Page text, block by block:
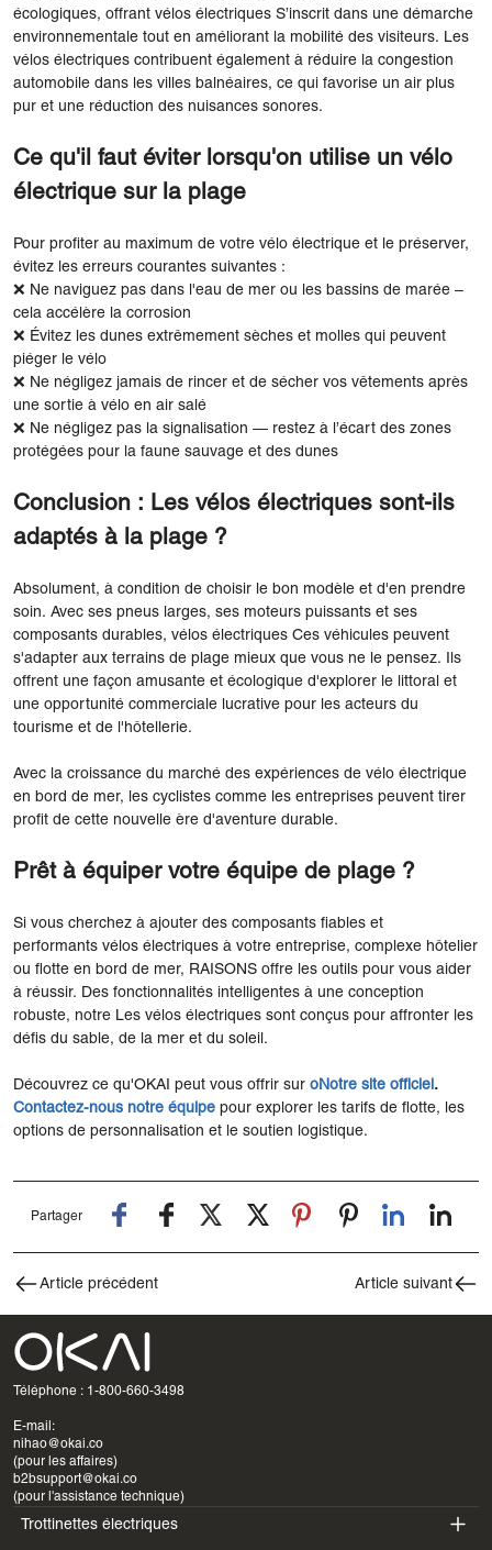
écologiques, offrant vélos électriques S’inscrit dans une démarche
environnementale tout en améliorant la mobilité des visiteurs. Les
vélos électriques contribuent également à réduire la congestion
automobile dans les villes balnéaires, ce qui favorise un air plus
pur et une réduction des nuisances sonores.
Ce qu'il faut éviter lorsqu'on utilise un vélo
électrique sur la plage
Pour profiter au maximum de votre vélo électrique et le préserver,
évitez les erreurs courantes suivantes :
❌ Ne naviguez pas dans l'eau de mer ou les bassins de marée –
cela accélère la corrosion
❌ Évitez les dunes extrêmement sèches et molles qui peuvent
piéger le vélo
❌ Ne négligez jamais de rincer et de sécher vos vêtements après
une sortie à vélo en air salé
❌ Ne négligez pas la signalisation — restez à l’écart des zones
protégées pour la faune sauvage et des dunes
Conclusion : Les vélos électriques sont-ils
adaptés à la plage ?
Absolument, à condition de choisir le bon modèle et d'en prendre
soin. Avec ses pneus larges, ses moteurs puissants et ses
composants durables, vélos électriques Ces véhicules peuvent
s'adapter aux terrains de plage mieux que vous ne le pensez. Ils
offrent une façon amusante et écologique d'explorer le littoral et
une opportunité commerciale lucrative pour les acteurs du
tourisme et de l'hôtellerie.
Avec la croissance du marché des expériences de vélo électrique
en bord de mer, les cyclistes comme les entreprises peuvent tirer
profit de cette nouvelle ère d'aventure durable.
Prêt à équiper votre équipe de plage ?
Si vous cherchez à ajouter des composants fiables et
performants vélos électriques à votre entreprise, complexe hôtelier
ou flotte en bord de mer, RAISONS offre les outils pour vous aider
à réussir. Des fonctionnalités intelligentes à une conception
robuste, notre Les vélos électriques sont conçus pour affronter les
défis du sable, de la mer et du soleil.
Découvrez ce qu'OKAI peut vous offrir sur oNotre site officiel .
Contactez-nous notre équipe pour explorer les tarifs de flotte, les
options de personnalisation et le soutien logistique.
Partager
Article précédent Article suivant
Téléphone : 1-800-660-3498
E-mail:
nihao@okai.co
(pour les affaires)
b2bsupport@okai.co
(pour l'assistance technique)
Trottinettes électriques